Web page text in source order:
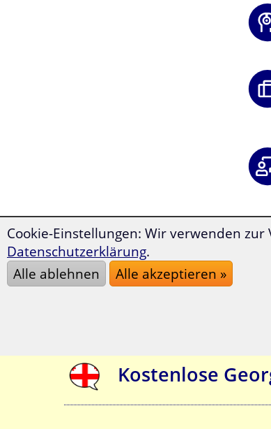
Kostenlose
Cookie-Einstellungen: Wir verwenden
Datenschutzerklärung.
Alle ablehnen
Alle akzeptieren »